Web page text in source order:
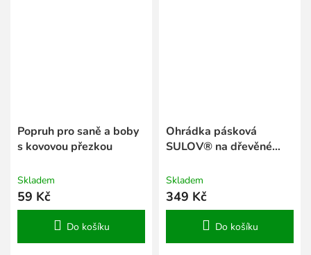
Popruh pro saně a boby
s kovovou přezkou
Skladem
59 Kč
Do košíku
Ohrádka pásková
SULOV® na dřevěné
Skladem
349 Kč
Do košíku